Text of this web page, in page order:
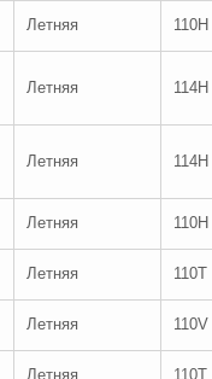
Летняя 110H
Летняя 114H
Летняя 114H
Летняя 110H
Летняя 110T
Летняя 110V
Летняя 110T